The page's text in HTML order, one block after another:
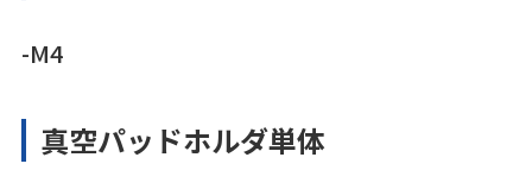
-M4
真空パッドホルダ単体